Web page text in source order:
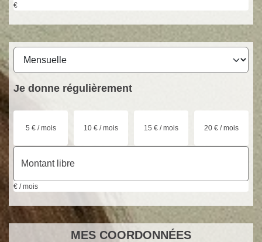
€
Je donne régulièrement
5 € / mois 10 € / mois 15 € / mois 20 € / mois
€ / mois
MES COORDONNÉES